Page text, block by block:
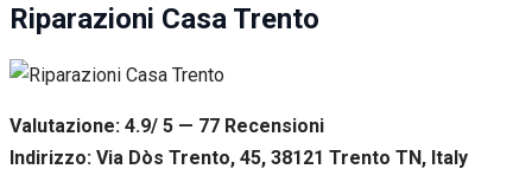
Riparazioni Casa Trento
Valutazione: 4.9/ 5 — 77 Recensioni
Indirizzo: Via Dòs Trento, 45, 38121 Trento TN, Italy